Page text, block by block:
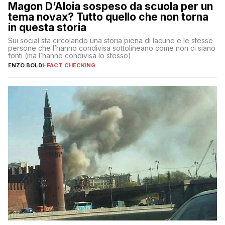
Magon D’Aloia sospeso da scuola per un
tema novax? Tutto quello che non torna
in questa storia
Sui social sta circolando una storia piena di lacune e le stesse
persone che l’hanno condivisa sottolineano come non ci siano
fonti (ma l’hanno condivisa lo stesso)
ENZO BOLDI-FACT CHECKING